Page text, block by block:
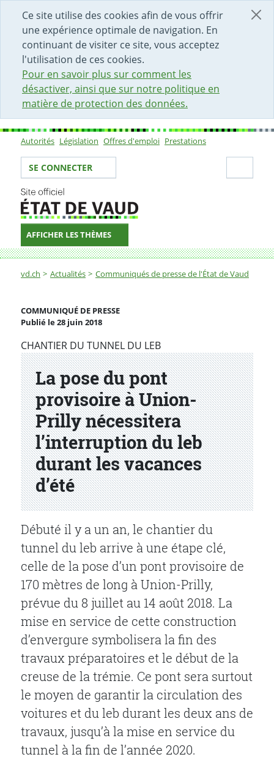
Ce site utilise des cookies afin de vous offrir
une expérience optimale de navigation. En
continuant de visiter ce site, vous acceptez
l'utilisation de ces cookies.
Pour en savoir plus sur comment les
désactiver, ainsi que sur notre politique en
matière de protection des données.
DÉBUT DU CONTENU DE LA PAGE
ACCÈS AU CHAMP DE RECHERCHE
PAGE D'ACCUEIL
FORMULAIRE DE CONTACT
Sous-navigation
Autorités Législation Offres d'emploi Prestations
Votre identité
SE CONNECTER
AFFICHER LES THÈMES
Fil d'Ariane
vd.ch Actualités Communiqués de presse de l'État de Vaud
La pose du pont provisoire à Union-Prilly nécessitera
La pose du pont
provisoire à Union-
Prilly nécessitera
l’interruption du leb
durant les vacances
d’été
COMMUNIQUÉ DE PRESSE
Publié le 28 juin 2018
CHANTIER DU TUNNEL DU LEB
Débuté il y a un an, le chantier du
tunnel du leb arrive à une étape clé,
celle de la pose d’un pont provisoire de
170 mètres de long à Union-Prilly,
prévue du 8 juillet au 14 août 2018. La
mise en service de cette construction
d’envergure symbolisera la fin des
travaux préparatoires et le début de la
creuse de la trémie. Ce pont sera surtout
le moyen de garantir la circulation des
voitures et du leb durant les deux ans de
travaux, jusqu’à la mise en service du
tunnel à la fin de l’année 2020.